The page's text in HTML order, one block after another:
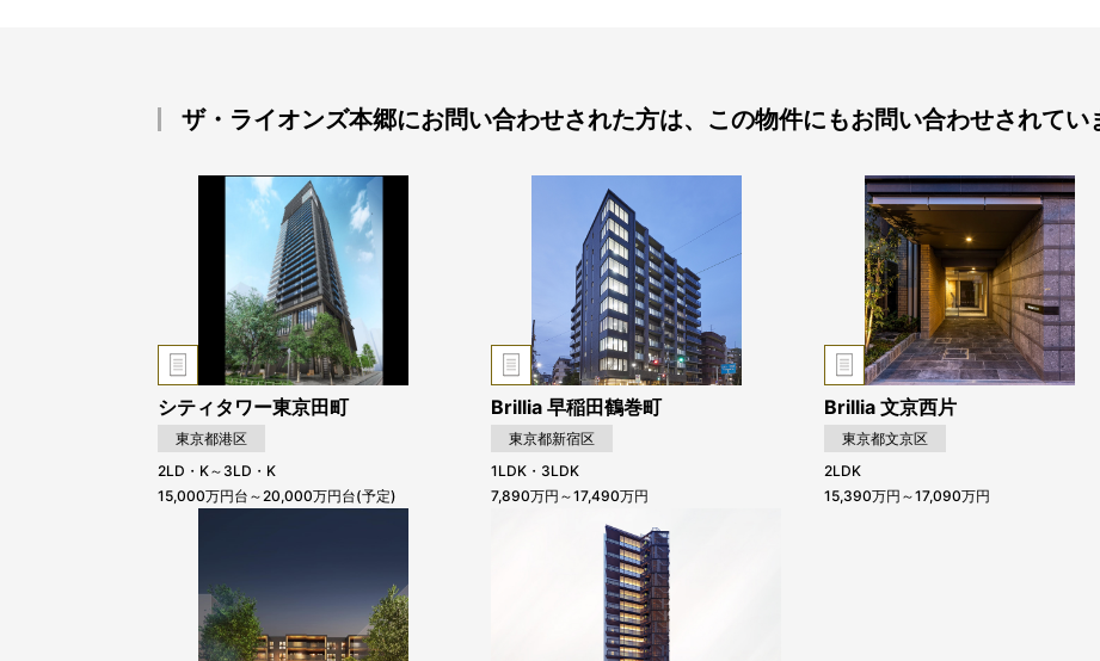
ザ・ライオンズ本郷にお問い合わせされた方は、この物件にもお問い合わせされてい
シティタワー東京田町
東京都港区
2LD・K～3LD・K
15,000万円台～20,000万円台(予定)
Brillia 早稲田鶴巻町
東京都新宿区
1LDK・3LDK
7,890万円～17,490万円
Brillia 文京西片
東京都文京区
2LDK
15,390万円～17,090万円